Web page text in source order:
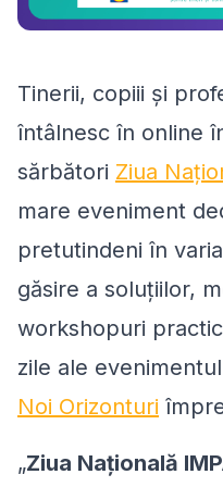
Tinerii, copiii și
întâlnesc în online
sărbători Ziua
mare eveniment
pretutindeni în
găsire a soluțiilor,
workshopuri
zile ale
Noi Orizonturi
„Ziua Națională